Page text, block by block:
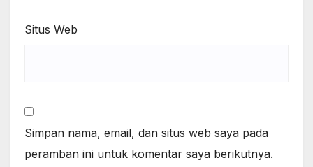
Situs Web
Simpan nama, email, dan situs web saya pada
peramban ini untuk komentar saya berikutnya.